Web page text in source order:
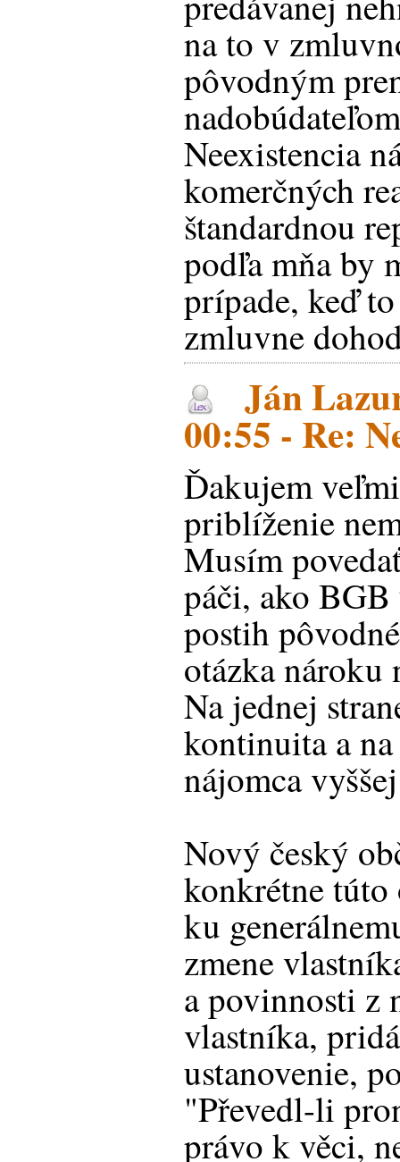
na to v
pôvodným
Neexistencia
komerčných
štandardnou
podľa mňa by
prípade, keď
zmluvne
Ján
00:55 - Re:
Ďakujem
priblíženie
Musím
páči, ako
postih
otázka nároku
Na jednej
kontinuita a
nájomca
Nový český
konkrétne
ku
zmene
a povinnosti z
vlastníka,
ustanovenie,
"Převedl-li
právo k věci,